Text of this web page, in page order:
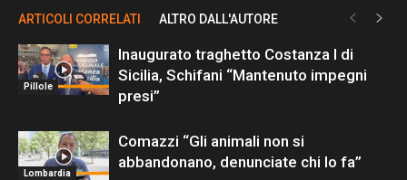
ARTICOLI CORRELATI ALTRO DALL'AUTORE
Pillole
Inaugurato traghetto Costanza I di
Sicilia, Schifani “Mantenuto impegni
presi”
Lombardia
Comazzi “Gli animali non si
abbandonano, denunciate chi lo fa”